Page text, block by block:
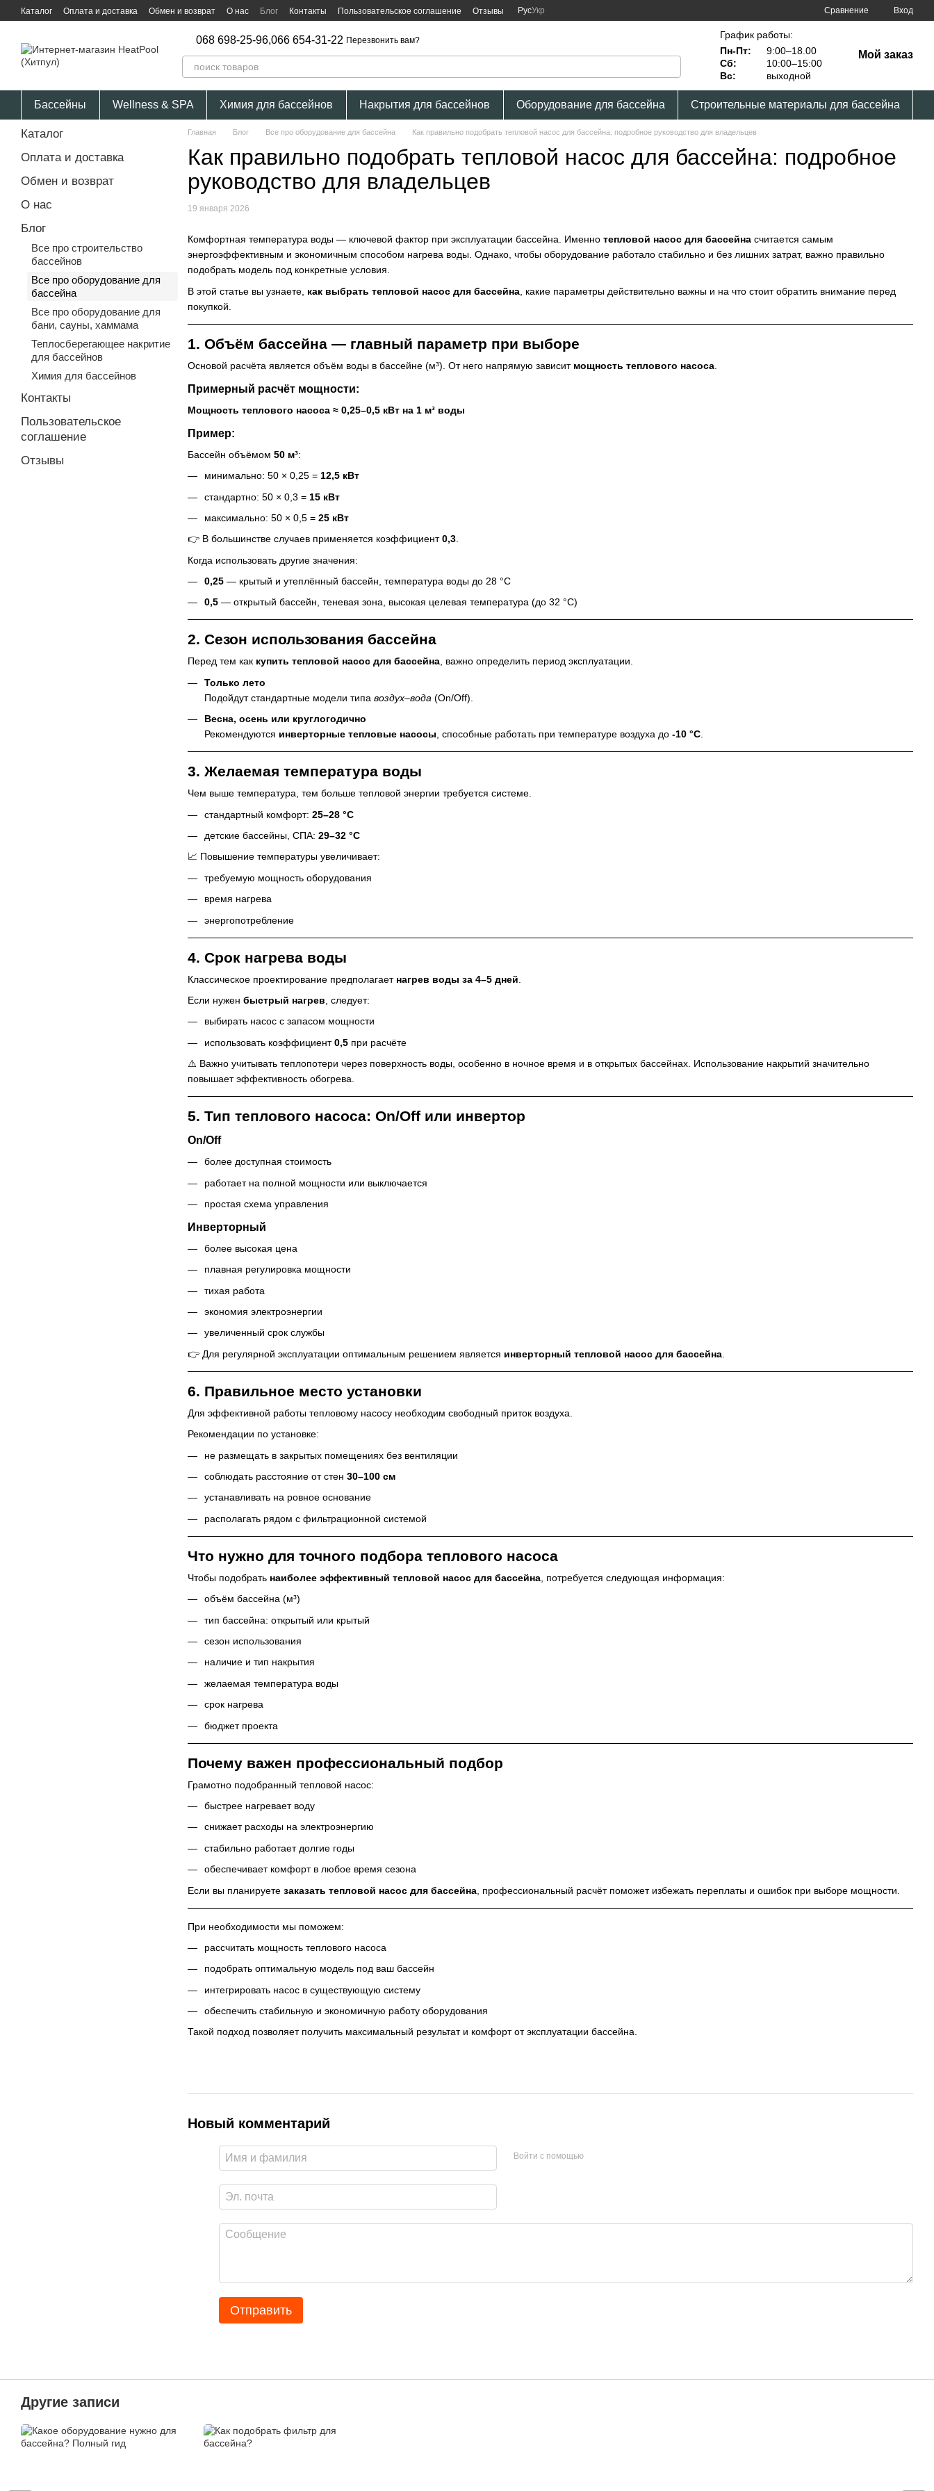
Перейти к основному контенту
Каталог Оплата и доставка Обмен и возврат О нас Блог Контакты Пользовательское соглашение Отзывы РусУкр Сравнение Вход
068 698-25-96,066 654-31-22 Перезвонить вам?
График работы:
Пн-Пт:
9:00–18.00
Сб:
10:00–15:00
Вс:
выходной
Мой заказ
Бассейны Wellness & SPA Химия для бассейнов Накрытия для бассейнов Оборудование для бассейна Строительные материалы для бассейна
Главная Блог Все про оборудование для бассейна Как правильно подобрать тепловой насос для бассейна: подробное руководство для владельцев
Как правильно подобрать тепловой насос для бассейна: подробное
руководство для владельцев
19 января 2026
Комфортная температура воды — ключевой фактор при эксплуатации бассейна. Именно тепловой насос для бассейна считается самым
энергоэффективным и экономичным способом нагрева воды. Однако, чтобы оборудование работало стабильно и без лишних затрат, важно правильно
подобрать модель под конкретные условия.
В этой статье вы узнаете, как выбрать тепловой насос для бассейна , какие параметры действительно важны и на что стоит обратить внимание перед
покупкой.
1. Объём бассейна — главный параметр при выборе
Основой расчёта является объём воды в бассейне (м³). От него напрямую зависит мощность теплового насоса
Примерный расчёт мощности:
Мощность теплового насоса ≈ 0,25–0,5 кВт на 1 м³ воды
Пример:
Бассейн объёмом 50 м³:
минимально: 50 × 0,25 = 12,5 кВт
стандартно: 50 × 0,3 = 15 кВт
максимально: 50 × 0,5 = 25 кВт
👉 В большинстве случаев применяется коэффициент0,3.
Когда использовать другие значения:
0,25 — крытый и утеплённый бассейн, температура воды до 28 °C
0,5 — открытый бассейн, теневая зона, высокая целевая температура (до 32 °C)
2. Сезон использования бассейна
Перед тем как купить тепловой насос для бассейна, важно определить период эксплуатации.
Только лето
Подойдут стандартные модели типа воздух–вода (On/Off).
Весна, осень или круглогодично
Рекомендуются инверторные тепловые насосы, способные работать при температуре воздуха до -10 °C.
3. Желаемая температура воды
Чем выше температура, тем больше тепловой энергии требуется системе.
стандартный комфорт: 25–28 °C
детские бассейны, СПА: 29–32 °C
📈 Повышение температуры увеличивает:
требуемую мощность оборудования
время нагрева
энергопотребление
4. Срок нагрева воды
Классическое проектирование предполагает нагрев воды за 4–5 дней
Если нужен быстрый нагрев , следует:
выбирать насос с запасом мощности
использовать коэффициент0,5 при расчёте
⚠️ Важно учитывать теплопотери через поверхность воды, особенно в ночное время и в открытых бассейнах. Использование накрытий значительно
повышает эффективность обогрева.
5. Тип теплового насоса: On/Off или инвертор
On/Off
более доступная стоимость
работает на полной мощности или выключается
простая схема управления
Инверторный
более высокая цена
плавная регулировка мощности
тихая работа
экономия электроэнергии
увеличенный срок службы
👉 Для регулярной эксплуатации оптимальным решением является инверторный тепловой насос для бассейна
6. Правильное место установки
Для эффективной работы тепловому насосу необходим свободный приток воздуха.
Рекомендации по установке:
не размещать в закрытых помещениях без вентиляции
соблюдать расстояние от стен 30–100 см
устанавливать на ровное основание
располагать рядом с фильтрационной системой
Что нужно для точного подбора теплового насоса
Чтобы подобрать наиболее эффективный тепловой насос для бассейна , потребуется следующая информация:
объём бассейна (м³)
тип бассейна: открытый или крытый
сезон использования
наличие и тип накрытия
желаемая температура воды
срок нагрева
бюджет проекта
Почему важен профессиональный подбор
Грамотно подобранный тепловой насос:
быстрее нагревает воду
снижает расходы на электроэнергию
стабильно работает долгие годы
обеспечивает комфорт в любое время сезона
Если вы планируете заказать тепловой насос для бассейна , профессиональный расчёт поможет избежать переплаты и ошибок при выборе мощности.
При необходимости мы поможем:
рассчитать мощность теплового насоса
подобрать оптимальную модель под ваш бассейн
интегрировать насос в существующую систему
обеспечить стабильную и экономичную работу оборудования
Такой подход позволяет получить максимальный результат и комфорт от эксплуатации бассейна.
Новый комментарий
Войти с помощью
Отправить
Каталог
Оплата и доставка
Обмен и возврат
О нас
Блог
Все про строительство
бассейнов
Все про оборудование для
бассейна
Все про оборудование для
бани, сауны, хаммама
Теплосберегающее накритие
для бассейнов
Химия для бассейнов
Контакты
Пользовательское
соглашение
Отзывы
Другие записи